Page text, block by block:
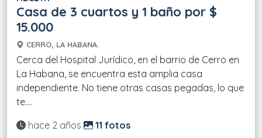
Casa de 3 cuartos y 1 baño por $
15.000
CERRO, LA HABANA.
Cerca del Hospital Jurídico, en el barrio de Cerro en
La Habana, se encuentra esta amplia casa
independiente. No tiene otras casas pegadas, lo que
te....
Actualizado:
hace 2 años 11 fotos